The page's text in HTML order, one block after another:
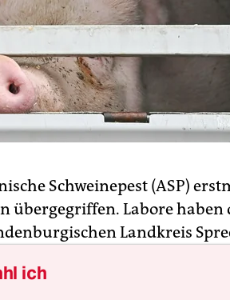
Schweinepest (ASP)
übergegriffen. Labore haben
Landkreis
im selben Bundesland
ich